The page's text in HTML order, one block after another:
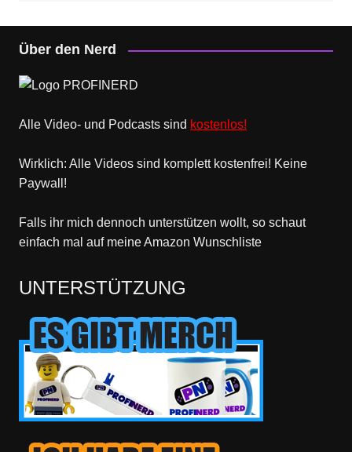
Über den Nerd
Alle Video- und Podcasts sind kostenlos!
Wirklich: Alle Videos sind komplett kostenfrei! Keine
Paywall!
Falls ihr mich dennoch unterstützen wollt, so schaut
einfach mal auf meine Amazon Wunschliste
UNTERSTÜTZUNG